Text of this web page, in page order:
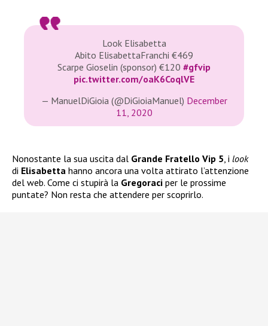
Look Elisabetta
Abito ElisabettaFranchi €469
Scarpe Gioselin (sponsor) €120 #gfvip
pic.twitter.com/oaK6CoqlVE
— ManuelDiGioia (@DiGioiaManuel) December
11, 2020
Nonostante la sua uscita dal Grande Fratello Vip 5, i look
di Elisabetta hanno ancora una volta attirato l’attenzione
del web. Come ci stupirà la Gregoraci per le prossime
puntate? Non resta che attendere per scoprirlo.